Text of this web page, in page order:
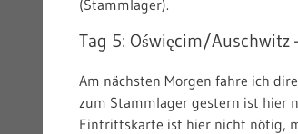
(Stammlager).
Tag 5: Oświęcim/Auschwitz
Am nächsten Morgen fahre ich
zum Stammlager gestern ist hier
Eintrittskarte ist hier nicht nötig,